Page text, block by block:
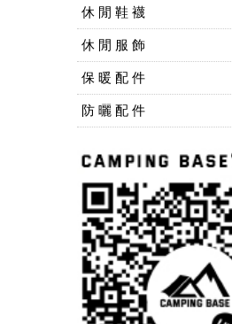
休 閒 鞋 襪
休 閒 服 飾
保 暖 配 件
防 曬 配 件